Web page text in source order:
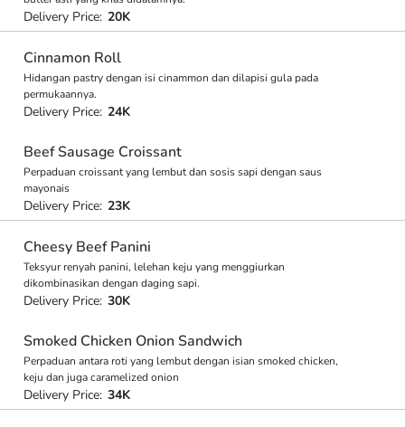
Delivery Price: 20K
Cinnamon Roll
Hidangan pastry dengan isi cinammon dan dilapisi gula pada
permukaannya.
Delivery Price: 24K
Beef Sausage Croissant
Perpaduan croissant yang lembut dan sosis sapi dengan saus
mayonais
Delivery Price: 23K
Cheesy Beef Panini
Teksyur renyah panini, lelehan keju yang menggiurkan
dikombinasikan dengan daging sapi.
Delivery Price: 30K
Smoked Chicken Onion Sandwich
Perpaduan antara roti yang lembut dengan isian smoked chicken,
keju dan juga caramelized onion
Delivery Price: 34K